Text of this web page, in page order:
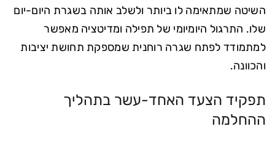
השיטה שמתאימה לו ביותר ולשלב אותה בשגרת היום-יום
שלו. התרגול היומיומי של תפילה ומדיטציה מאפשר
למתמודד לפתח שגרה רוחנית שמספקת תחושת יציבות
והכוונה.
תפקיד הצעד האחד-עשר בתהליך
ההחלמה